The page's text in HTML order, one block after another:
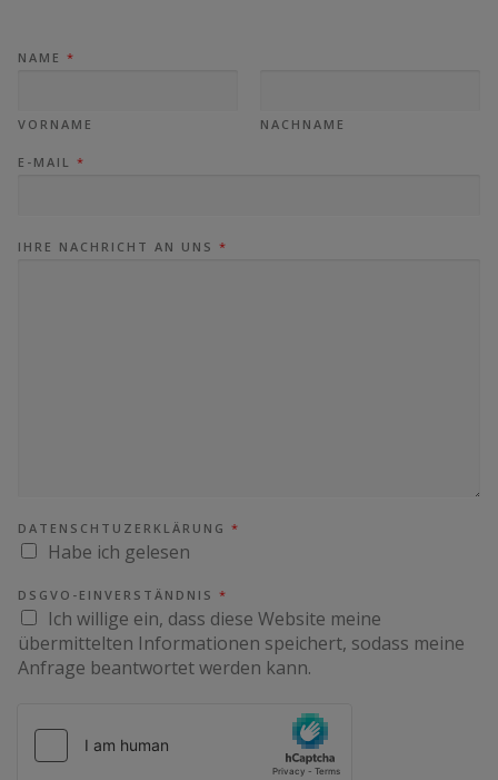
NAME *
VORNAME NACHNAME
E-MAIL *
IHRE NACHRICHT AN UNS *
DATENSCHTUZERKLÄRUNG *
Habe ich gelesen
DSGVO-EINVERSTÄNDNIS *
Ich willige ein, dass diese Website meine
übermittelten Informationen speichert, sodass meine
Anfrage beantwortet werden kann.